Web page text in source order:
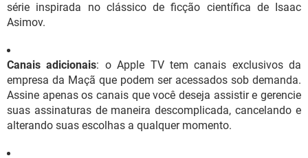
série inspirada no clássico de ficção científica de Isaac
Asimov.
Canais adicionais: o Apple TV tem canais exclusivos da
empresa da Maçã que podem ser acessados sob demanda.
Assine apenas os canais que você deseja assistir e gerencie
suas assinaturas de maneira descomplicada, cancelando e
alterando suas escolhas a qualquer momento.